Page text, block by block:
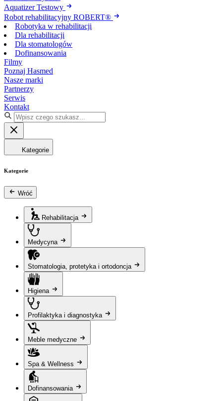
Aquatizer Testowy
Robot rehabilitacyjny ROBERT®
Robotyka w rehabilitacji
Dla rehabilitacji
Dla stomatologów
Dofinansowania
Filmy
Poznaj Hasmed
Nasze marki
Partnerzy
Serwis
Kontakt
Kategorie
Kategorie
Wróć
Rehabilitacja
Medycyna
Stomatologia, protetyka i ortodoncja
Higiena
Profilaktyka i diagnostyka
Meble medyczne
Spa & Wellness
Dofinansowania